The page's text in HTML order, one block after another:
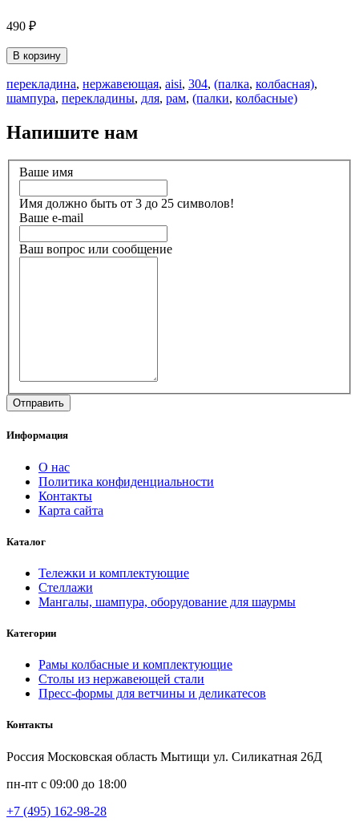
490 ₽
В корзину
перекладина, нержавеющая, aisi, 304, (палка, колбасная),
шампура, перекладины, для, рам, (палки, колбасные)
Напишите нам
Ваше имя
Имя должно быть от 3 до 25 символов!
Ваше e-mail
Ваш вопрос или сообщение
Информация
О нас
Политика конфиденциальности
Контакты
Карта сайта
Каталог
Тележки и комплектующие
Стеллажи
Мангалы, шампура, оборудование для шаурмы
Категории
Рамы колбасные и комплектующие
Столы из нержавеющей стали
Пресс-формы для ветчины и деликатесов
Контакты
Россия Московская область Мытищи ул. Силикатная 26Д
пн-пт с 09:00 до 18:00
+7 (495) 162-98-28